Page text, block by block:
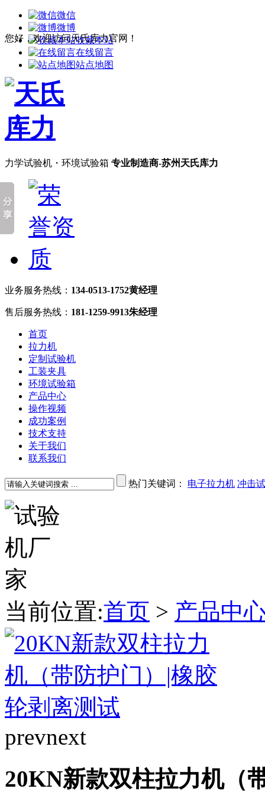
微信
微博
收藏本站
在线留言
站点地图
您好，欢迎访问天氏库力官网！
力学试验机・环境试验箱 专业制造商-苏州天氏库力
业务服务热线： 134-0513-1752黄经理
售后服务热线： 181-1259-9913朱经理
首页
拉力机
定制试验机
工装夹具
环境试验箱
产品中心
操作视频
成功案例
技术支持
关于我们
联系我们
热门关键词： 电子拉力机 冲击
当前位置:首页 > 产品中
prevnext
20KN新款双柱拉力机（